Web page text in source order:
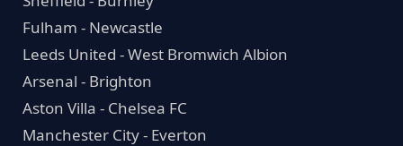
Fulham - Newcastle
Leeds United - West Bromwich Albion
Arsenal - Brighton
Aston Villa - Chelsea FC
Manchester City - Everton